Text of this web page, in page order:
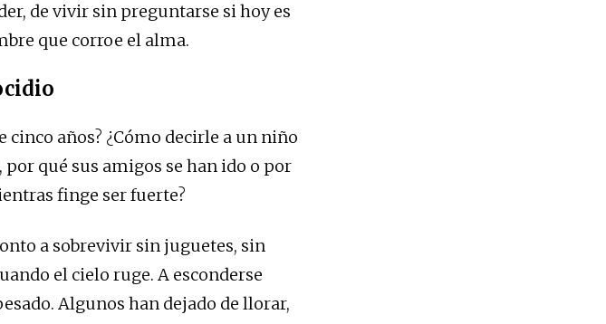
de vivir sin preguntarse si hoy es
que corroe el alma.
años? ¿Cómo decirle a un niño
qué sus amigos se han ido o por
finge ser fuerte?
a sobrevivir sin juguetes, sin
el cielo ruge. A esconderse
Algunos han dejado de llorar,